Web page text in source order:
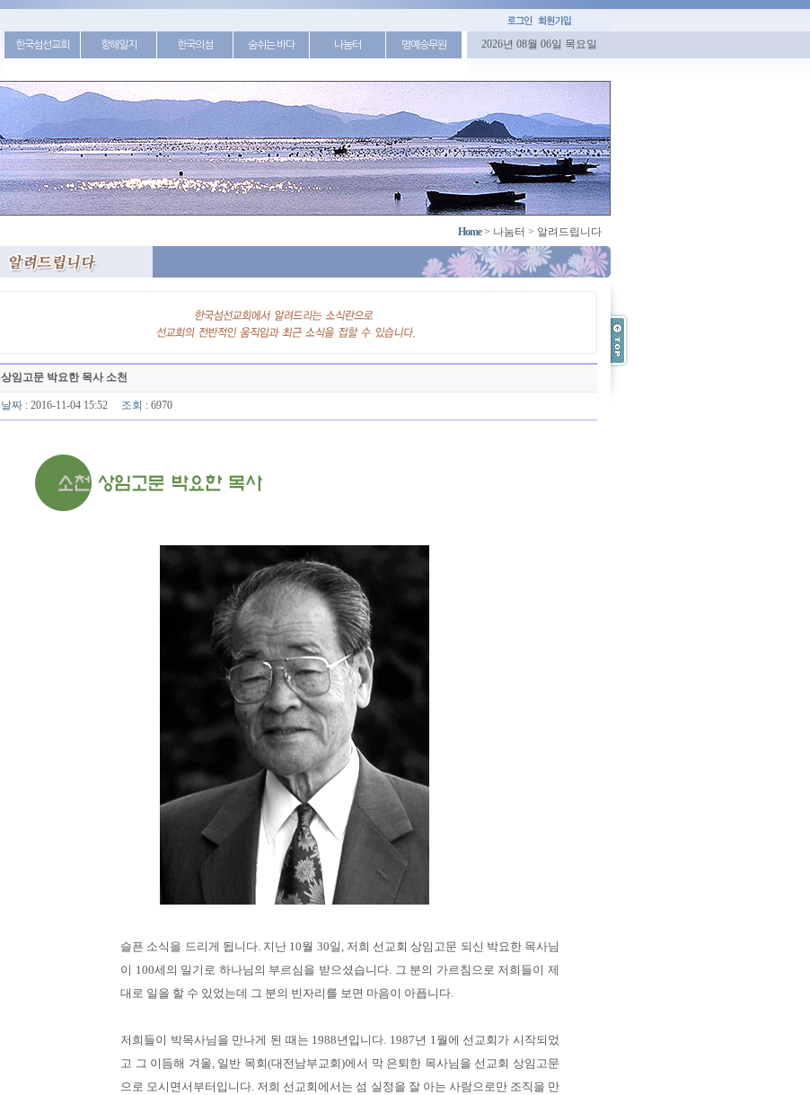
한국섬선교회 항해일지 한국의섬 숨쉬는 바다 나눔터 명예승무원 2026년 08월 06일 목요일
Home> 나눔터 > 알려드립니다
상임고문 박요한 목사 소천
날짜 : 2016-11-04 15:52 조회 : 6970
슬픈 소식을 드리게 됩니다. 지난 10월 30일, 저희 선교회 상임고문 되신 박요한 목사님
이 100세의 일기로 하나님의 부르심을 받으셨습니다. 그 분의 가르침으로 저희들이 제
대로 일을 할 수 있었는데 그 분의 빈자리를 보면 마음이 아픕니다.
저희들이 박목사님을 만나게 된 때는 1988년입니다. 1987년 1월에 선교회가 시작되었
고 그 이듬해 겨울, 일반 목회(대전남부교회)에서 막 은퇴한 목사님을 선교회 상임고문
으로 모시면서부터입니다. 저희 선교회에서는 섬 실정을 잘 아는 사람으로만 조직을 만